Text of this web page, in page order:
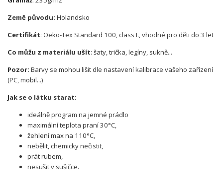
Země původu: Holandsko
Certifikát: Oeko-Tex Standard 100, class I., vhodné pro děti do 3 let
Co můžu z materiálu ušít: šaty, trička, legíny, sukně...
Pozor: Barvy se mohou lišit dle nastavení kalibrace vašeho zařízení
(PC, mobil...)
Jak se o látku starat:
ideálně program na jemné prádlo
maximální teplota praní 30°C,
žehlení max na 110°C,
nebělit, chemicky nečistit,
prát rubem,
nesušit v sušičce.